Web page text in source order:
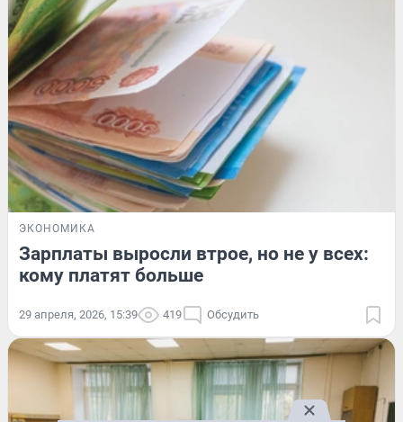
ЭКОНОМИКА
Зарплаты выросли втрое, но не у всех:
кому платят больше
29 апреля, 2026, 15:39 419 Обсудить